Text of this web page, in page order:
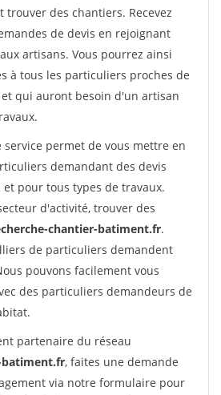
trouver des chantiers. Recevez
de devis en rejoignant
artisans. Vous pourrez ainsi
à tous les particuliers proches de
qui auront besoin d'un artisan
permet de vous mettre en
demandant des devis
pour tous types de travaux.
d'activité, trouver des
chantier-batiment.fr.
de particuliers demandent
pouvons facilement vous
des particuliers demandeurs de
partenaire du réseau
batiment.fr, faites une demande
via notre formulaire pour